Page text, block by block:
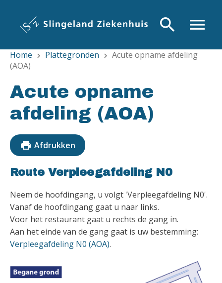
inhoud
gaan
menu
search
Home chevron_right Plattegronden chevron_right Acute opname afdeling
(AOA)
Acute opname
afdeling (AOA)
print Afdrukken
Route Verpleegafdeling N0
Neem de hoofdingang, u volgt 'Verpleegafdeling N0'.
Vanaf de hoofdingang gaat u naar links.
Voor het restaurant gaat u rechts de gang in.
Aan het einde van de gang gaat is uw bestemming:
Verpleegafdeling N0 (AOA).